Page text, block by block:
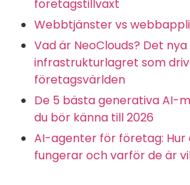
företagstillväxt
Webbtjänster vs
Vad är NeoClouds? Det nya
infrastrukturlagret som
företagsvärlden
De 5 bästa generativa AI-
du bör känna till 2026
AI-agenter för företag: Hur
fungerar och varför de är